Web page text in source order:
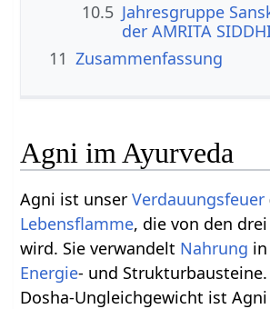
10.5 Jahresgruppe
der AMRITA
11 Zusammenfassung
Agni im Ayurveda
Agni ist unserVerdauungsfeuer
Lebensflamme, die von den drei
wird. Sie verwandelt Nahrung in
Energie- und
Dosha-Ungleichgewicht ist Agni